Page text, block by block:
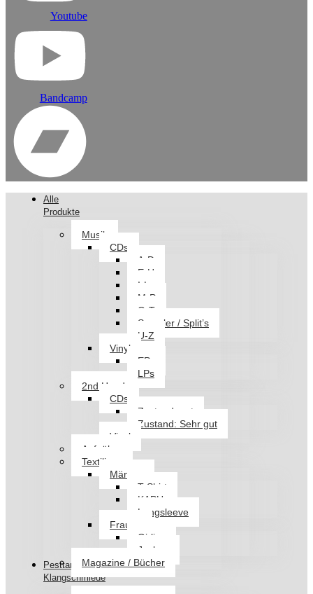
Youtube
Bandcamp
Alle
Produkte
Musik
CDs
A-D
E-H
I-L
M-P
Q-T
Sampler / Split’s
U-Z
Vinyl
EPs
LPs
2nd Hand
CDs
Zustand: gut
Zustand: Sehr gut
Vinyl
Aufnäher
Textilien
Männer
T-Shirt
KAPU
Longsleeve
Frauen
Girlies
Jacken
Magazine / Bücher
Pesttanz
Klangschmiede